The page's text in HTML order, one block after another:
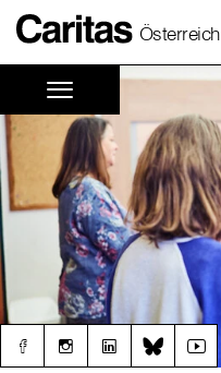
Österreich